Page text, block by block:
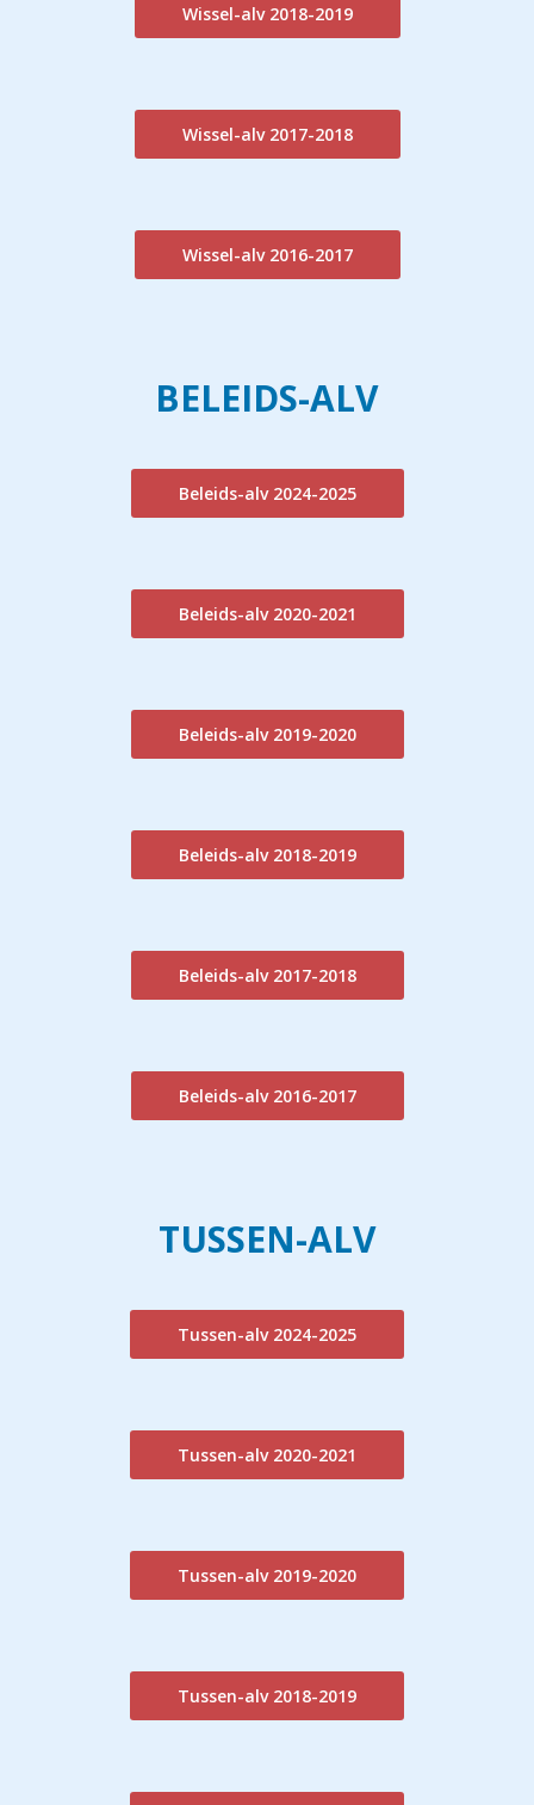
Wissel-alv 2018-2019
Wissel-alv 2017-2018
Wissel-alv 2016-2017
BELEIDS-ALV
Beleids-alv 2024-2025
Beleids-alv 2020-2021
Beleids-alv 2019-2020
Beleids-alv 2018-2019
Beleids-alv 2017-2018
Beleids-alv 2016-2017
TUSSEN-ALV
Tussen-alv 2024-2025
Tussen-alv 2020-2021
Tussen-alv 2019-2020
Tussen-alv 2018-2019